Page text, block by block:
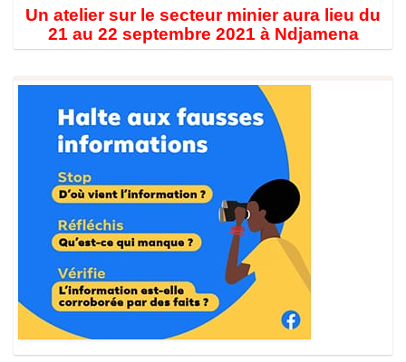
Un atelier sur le secteur minier aura lieu du
21 au 22 septembre 2021 à Ndjamena